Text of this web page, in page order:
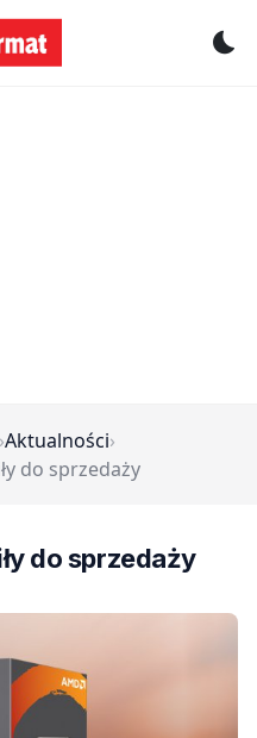
›Aktualności›
do sprzedaży
do sprzedaży